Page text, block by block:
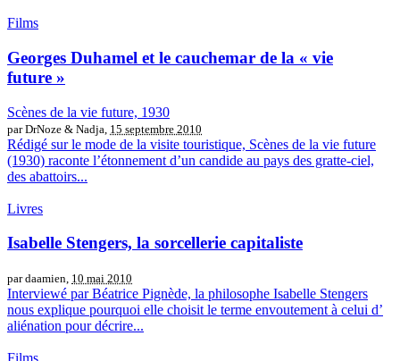
Films
Georges Duhamel et le cauchemar de la « vie
future »
Scènes de la vie future, 1930
par DrNoze & Nadja, 15 septembre 2010
Rédigé sur le mode de la visite touristique, Scènes de la vie future
(1930) raconte l’étonnement d’un candide au pays des gratte-ciel,
des abattoirs...
Livres
Isabelle Stengers, la sorcellerie capitaliste
par daamien, 10 mai 2010
Interviewé par Béatrice Pignède, la philosophe Isabelle Stengers
nous explique pourquoi elle choisit le terme envoutement à celui d’
aliénation pour décrire...
Films